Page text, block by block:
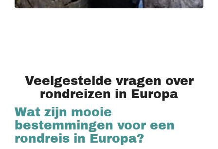
Veelgestelde vragen over
rondreizen in Europa
Wat zijn mooie
bestemmingen voor een
rondreis in Europa?